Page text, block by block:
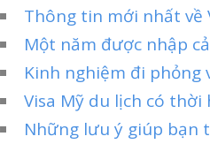
Thông tin mới nhất về
Một năm được nhập
Kinh nghiệm đi phỏng
Visa Mỹ du lịch có
Những lưu ý giúp bạn